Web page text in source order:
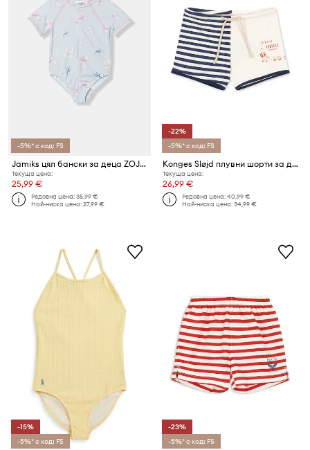
-5%* с код: FS
Jamiks цял бански за деца ZOJKA
Текуща цена:
25,99 €
Редовна цена:35,99 €
Най-ниска цена:27,99 €
-22%
-5%* с код: FS
Konges Sløjd плувни шорти за деца ASTER SWIM PANTS GRS
Текуща цена:
26,99 €
Редовна цена:40,99 €
Най-ниска цена:34,99 €
-15%
-5%* с код: FS
-23%
-5%* с код: FS